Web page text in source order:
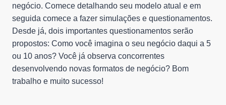
negócio. Comece detalhando seu modelo atual e em
seguida comece a fazer simulações e questionamentos.
Desde já, dois importantes questionamentos serão
propostos: Como você imagina o seu negócio daqui a 5
ou 10 anos? Você já observa concorrentes
desenvolvendo novas formatos de negócio? Bom
trabalho e muito sucesso!